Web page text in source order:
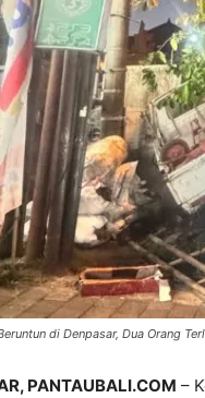
di Denpasar, Dua Orang
PANTAUBALI.COM –